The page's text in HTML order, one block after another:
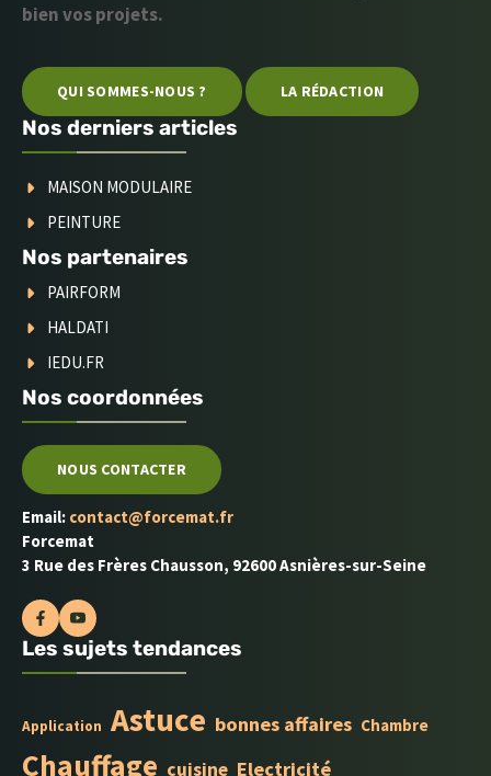
bien vos projets.
QUI SOMMES-NOUS ? LA RÉDACTION
Nos derniers articles
MAISON MODULAIRE
PEINTURE
Nos partenaires
PAIRFORM
HALDATI
IEDU.FR
Nos coordonnées
NOUS CONTACTER
Email: contact@forcemat.fr
Forcemat
3 Rue des Frères Chausson, 92600 Asnières-sur-Seine
Les sujets tendances
Application Astuce bonnes affaires Chambre
Chauffage cuisine Electricité